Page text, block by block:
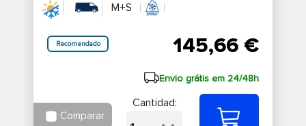
M+S
Recomendado 145,66 €
Envio grátis em 24/48h
Comparar
Cantidad: